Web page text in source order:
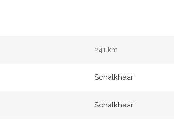
241 km
Schalkhaar
Schalkhaar